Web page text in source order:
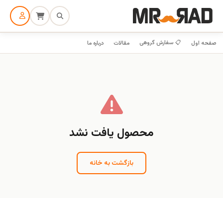
صفحه اول 📋 سفارش گروهی مقالات درباره ما
محصول یافت نشد
بازگشت به خانه